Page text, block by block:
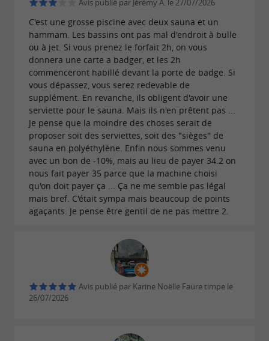
Avis publié par Jérémy A. le 27/07/2026
C'est une grosse piscine avec deux sauna et un
hammam. Les bassins ont pas mal d'endroit à bulle
ou à jet. Si vous prenez le forfait 2h, on vous
donnera une carte a badger, et les 2h
commenceront habillé devant la porte de badge. Si
vous dépassez, vous serez redevable de
supplément. En revanche, ils obligent d'avoir une
serviette pour le sauna. Mais ils n'en prêtent pas ...
Je pense que la moindre des choses serait de
proposer soit des serviettes, soit des "sièges" de
sauna en polyéthylène. Enfin nous sommes venu
avec un bon de -10%, mais au lieu de payer 34.2 on
nous fait payer 35 parce que la machine choisi
qu'on doit payer ça ... Ça ne me semble pas légal
mais bref. C'était sympa mais beaucoup de points
agaçants. Je pense être gentil de ne pas mettre 2.
Avis publié par Karine Noëlle Faure timpe le
26/07/2026